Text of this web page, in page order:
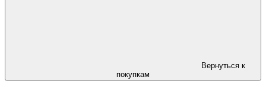
Вернуться к
покупкам